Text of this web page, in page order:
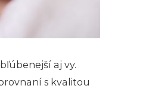
aj vy.
s kvalitou